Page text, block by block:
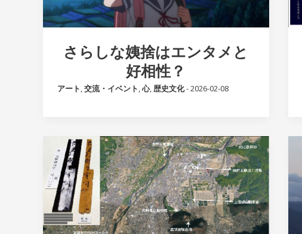
さらしな姨捨はエンタメと
好相性？
アート,交流・イベント,心,歴史文化-2026-02-08